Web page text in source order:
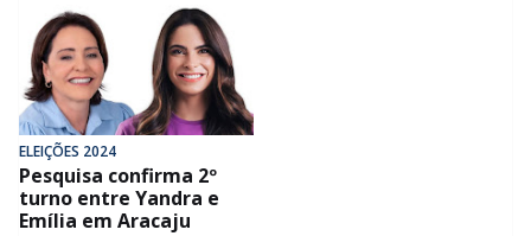
ELEIÇÕES 2024
Pesquisa confirma 2º
turno entre Yandra e
Emília em Aracaju